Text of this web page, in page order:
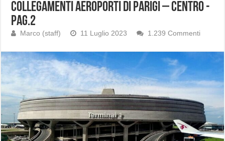
Collegamenti aeroporti di Parigi – centro -
Pag.2
Marco (staff) 11 Luglio 2023 1.239 Commenti